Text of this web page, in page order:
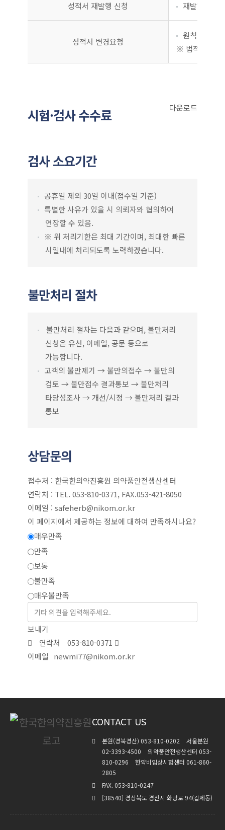
성적서 재발행 신청 재발행 신청
성적서 변경요청
원칙 : 오기
※ 법적으로 중
시험·검사 수수료 다운로드
검사 소요기간
공휴일 제외 30일 이내(접수일 기준)
특별한 사유가 있을 시 의뢰자와 협의하여
연장할 수 있음.
※ 위 처리기한은 최대 기간이며, 최대한 빠른
시일내에 처리되도록 노력하겠습니다.
불만처리 절차
불만처리 절차는 다음과 같으며, 불만처리
신청은 유선, 이메일, 공문 등으로
가능합니다.
고객의 불만제기 → 불만의접수 → 불만의
검토 → 불만접수 결과통보 → 불만처리
타당성조사 → 개선/시정 → 불만처리 결과
통보
상담문의
접수처 : 한국한의약진흥원 의약품안전생산센터
연락처 : TEL. 053-810-0371, FAX.053-421-8050
이메일 : safeherb@nikom.or.kr
이 페이지에서 제공하는 정보에 대하여 만족하시나요?
매우만족
만족
보통
불만족
매우불만족
보내기
연락처
053-810-0371
이메일
newmi77@nikom.or.kr
CONTACT US
본원(경북경산) 053-810-0202
서울분원
02-3393-4500
의약품안전생산센터 053-
810-0296
한약비임상시험센터 061-860-
2805
FAX. 053-810-0247
[38540] 경상북도 경산시 화랑로 94(갑제동)